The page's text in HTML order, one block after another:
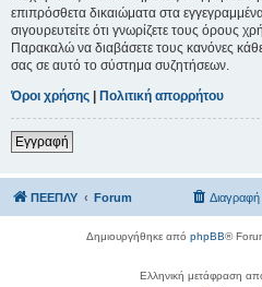
επιπρόσθετα δικαιώματα στα
σιγουρευτείτε ότι γνωρίζετε τους όρους
Παρακαλώ να διαβάσετε τους κανόνες
σας σε αυτό το σύστημα συζητήσεων.
Όροι χρήσης | Πολιτική απορρήτου
Εγγραφή
ΠΕΕΠΛΥ Forum
Δημιουργήθηκε από phpBB®
Ελληνική μετάφραση